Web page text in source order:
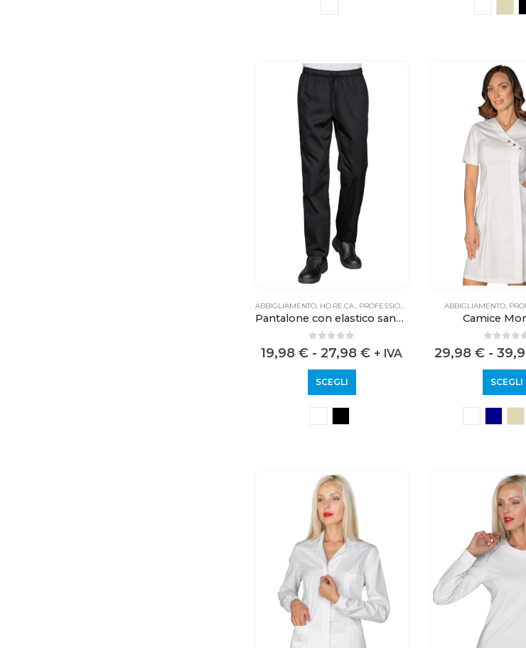
ABBIGLIAMENTO, HO.RE.CA. PROFESSIONALE
Pantalone con elastico sanza tasche
out of 5
19,98€ - 27,98€ + IVA
SCEGLI
ABBIGLIAMENTO,
Camice
out
29,98€ -
SCEGLI